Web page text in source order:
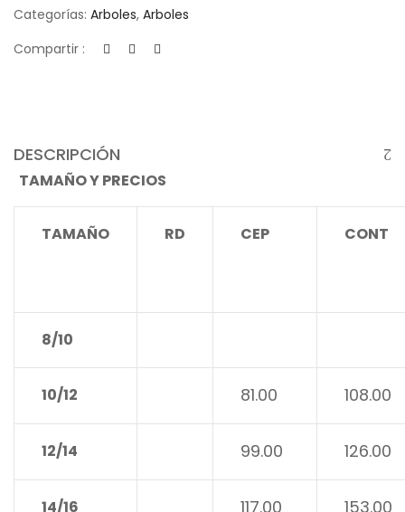
Categorías: Arboles, Arboles
Compartir :
DESCRIPCIÓN
TAMAÑO Y PRECIOS
TAMAÑO RD CEP CONT
8/10
10/12 81.00 108.00
12/14 99.00 126.00
14/16 117.00 153.00